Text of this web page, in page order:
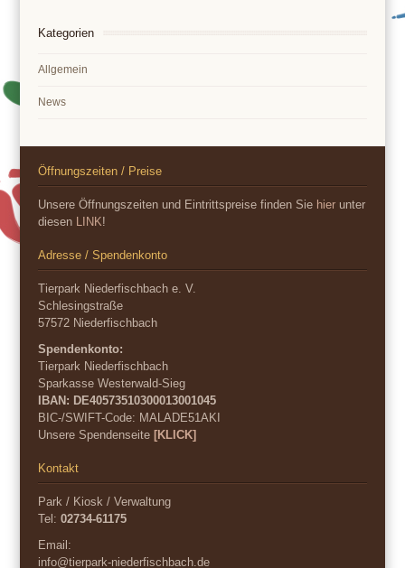
Kategorien
Allgemein
News
Öffnungszeiten / Preise
Unsere Öffnungszeiten und Eintrittspreise finden Sie hier unter
diesen LINK!
Adresse / Spendenkonto
Tierpark Niederfischbach e. V.
Schlesingstraße
57572 Niederfischbach
Spendenkonto:
Tierpark Niederfischbach
Sparkasse Westerwald-Sieg
IBAN: DE40573510300013001045
BIC-/SWIFT-Code: MALADE51AKI
Unsere Spendenseite[KLICK]
Kontakt
Park / Kiosk / Verwaltung
Tel:02734-61175
Email:
info@tierpark-niederfischbach.de